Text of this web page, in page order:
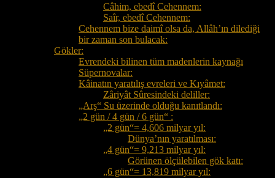
Câhim, ebedî Cehennem:
Saîr, ebedî Cehennem:
Cehennem bize daimî olsa da, Allâh’ın dilediği
bir zaman son bulacak:
Gökler:
Evrendeki bilinen tüm madenlerin kaynağı
Süpernovalar:
Kâinatın yaratılış evreleri ve Kıyâmet:
Zâriyât Sûresindeki deliller:
„Arş“ Su üzerinde olduğu kanıtlandı:
„2 gün / 4 gün / 6 gün“ :
„2 gün“= 4,606 milyar yıl:
Dünya’nın yaratılması:
„4 gün“= 9,213 milyar yıl:
Görünen ölçülebilen gök katı:
„6 gün“= 13,819 milyar yıl: